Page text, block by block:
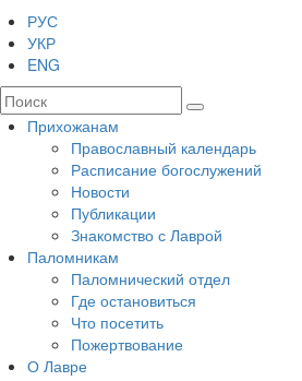
РУС
УКР
ENG
Прихожанам
Православный календарь
Расписание богослужений
Новости
Публикации
Знакомство с Лаврой
Паломникам
Паломнический отдел
Где остановиться
Что посетить
Пожертвование
О Лавре